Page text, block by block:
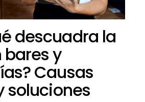
descuadra la
y
Causas
soluciones